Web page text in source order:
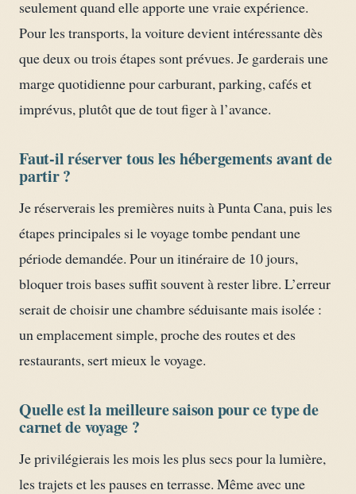
seulement quand elle apporte une vraie expérience.
Pour les transports, la voiture devient intéressante dès
que deux ou trois étapes sont prévues. Je garderais une
marge quotidienne pour carburant, parking, cafés et
imprévus, plutôt que de tout figer à l’avance.
Faut-il réserver tous les hébergements avant de
partir ?
Je réserverais les premières nuits à Punta Cana, puis les
étapes principales si le voyage tombe pendant une
période demandée. Pour un itinéraire de 10 jours,
bloquer trois bases suffit souvent à rester libre. L’erreur
serait de choisir une chambre séduisante mais isolée :
un emplacement simple, proche des routes et des
restaurants, sert mieux le voyage.
Quelle est la meilleure saison pour ce type de
carnet de voyage ?
Je privilégierais les mois les plus secs pour la lumière,
les trajets et les pauses en terrasse. Même avec une